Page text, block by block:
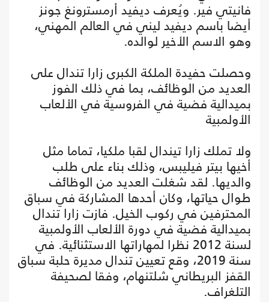
فانيتي فير. ويُعرف ديفيد أرمسترونغ جونز
أيضا باسم ديفيد ليني في العالم المهني،
وهو الاسم الأخير لوالده.
وحصلت حفيدة الملكة الكبرى زارا تندال على
العديد من الوظائف، بما في ذلك الفوز
بميدالية فضية في الفروسية في الألعاب
الأولمبية
ولا تملك زارا تيندال لقبا ملكيا، تماما مثل
أخيها بيتر فيليبس، وذلك بناء على طلب
والديها. لقد شغلت العديد من الوظائف
طوال حياتها، وكان أحدها المشاركة في سباق
المحترفين في ركوب الخيل. فازت زارا تندال
بميدالية فضية في دورة الألعاب الأولمبية
لسنة 2012 نظرا لمهاراتها الاستثنائية. في
سنة 2019، وقع تعيين تندال مديرة حلبة سباق
القفز البريطاني شلتنهام، وفقا لصحيفة
التلغراف.